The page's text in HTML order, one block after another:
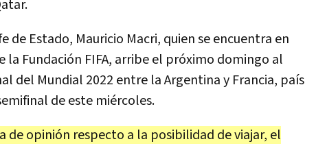
de Estado, Mauricio Macri, quien se encuentra en
Fundación FIFA, arribe el próximo domingo al
del Mundial 2022 entre la Argentina y Francia, país
de este miércoles.
de opinión respecto a la posibilidad de viajar, el